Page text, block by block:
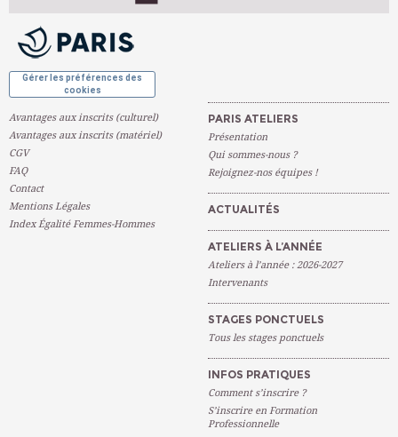
Gérer les préférences des
cookies
Avantages aux inscrits (culturel)
Avantages aux inscrits (matériel)
CGV
FAQ
Contact
Mentions Légales
Index Égalité Femmes-Hommes
PARIS ATELIERS
Présentation
Qui sommes-nous ?
Rejoignez-nos équipes !
ACTUALITÉS
ATELIERS À L’ANNÉE
Ateliers à l’année : 2026-2027
Intervenants
STAGES PONCTUELS
Tous les stages ponctuels
INFOS PRATIQUES
Comment s’inscrire ?
S’inscrire en Formation
Professionnelle